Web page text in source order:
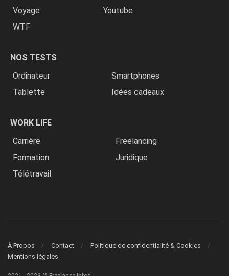
Voyage
Youtube
WTF
NOS TESTS
Ordinateur
Smartphones
Tablette
Idées cadeaux
WORK LIFE
Carrière
Freelancing
Formation
Juridique
Télétravail
À Propos Contact
Politique de confidentialité & Cookies
Mentions légales